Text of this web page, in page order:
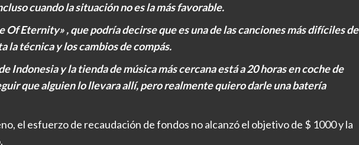
cuando la situación no es la más favorable.
Of Eternity» , que podría decirse que es una de las canciones más difíciles de
la técnica y los cambios de compás.
Indonesia y la tienda de música más cercana está a 20 horas en coche de
que alguien lo llevara allí, pero realmente quiero darle una batería
el esfuerzo de recaudación de fondos no alcanzó el objetivo de $ 1000 y la